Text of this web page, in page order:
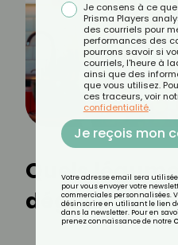
Quels
dégonfler le
Je consens à ce
Prisma Players
des courriels pour
performances des
pourrons savoir si
courriels, l'heure à
ainsi que des
que vous utilisez.
ces traceurs, voir
confidentialité.
Je reçois mon
Votre adresse email sera
pour vous envoyer votre
commerciales personnalisées.
désinscrire en utilisant le lien
dans la newsletter. Pour en
prenez connaissance de notre